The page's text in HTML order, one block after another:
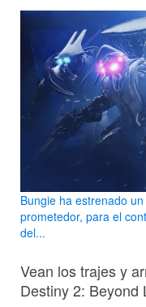
Bungie ha estrenado
prometedor, para el
del...
Vean los trajes y
Destiny 2: Beyond